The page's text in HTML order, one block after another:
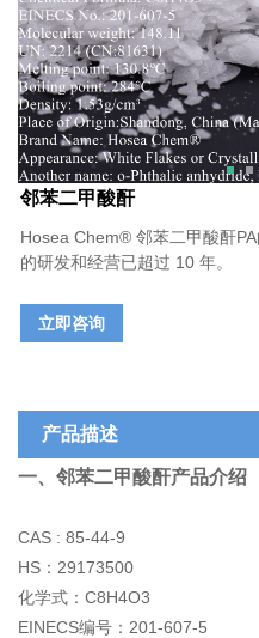
邻苯二甲酸酐
Hosea Chem® 邻苯二甲酸酐
的研发和经营已超过 10 年。
立即咨询
产品描述
一、邻苯二甲酸酐产品介绍
CAS : 85-44-9
HS：29173500
化学式：C8H4O3
EINECS编号：201-607-5